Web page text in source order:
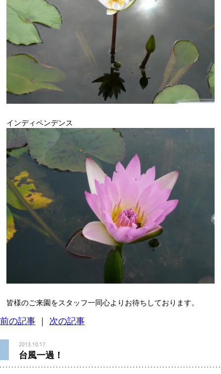
インディペンデンス
皆様のご来園をスタッフ一同心よりお待ちしております。
前の記事 ｜ 次の記事
2013.10.17
台風一過！